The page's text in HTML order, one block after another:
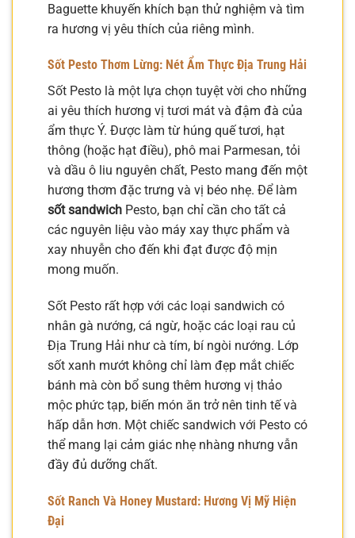
Baguette khuyến khích bạn thử nghiệm và tìm
ra hương vị yêu thích của riêng mình.
Sốt Pesto Thơm Lừng: Nét Ẩm Thực Địa Trung Hải
Sốt Pesto là một lựa chọn tuyệt vời cho những
ai yêu thích hương vị tươi mát và đậm đà của
ẩm thực Ý. Được làm từ húng quế tươi, hạt
thông (hoặc hạt điều), phô mai Parmesan, tỏi
và dầu ô liu nguyên chất, Pesto mang đến một
hương thơm đặc trưng và vị béo nhẹ. Để làm
sốt sandwich Pesto, bạn chỉ cần cho tất cả
các nguyên liệu vào máy xay thực phẩm và
xay nhuyễn cho đến khi đạt được độ mịn
mong muốn.
Sốt Pesto rất hợp với các loại sandwich có
nhân gà nướng, cá ngừ, hoặc các loại rau củ
Địa Trung Hải như cà tím, bí ngòi nướng. Lớp
sốt xanh mướt không chỉ làm đẹp mắt chiếc
bánh mà còn bổ sung thêm hương vị thảo
mộc phức tạp, biến món ăn trở nên tinh tế và
hấp dẫn hơn. Một chiếc sandwich với Pesto có
thể mang lại cảm giác nhẹ nhàng nhưng vẫn
đầy đủ dưỡng chất.
Sốt Ranch Và Honey Mustard: Hương Vị Mỹ Hiện
Đại